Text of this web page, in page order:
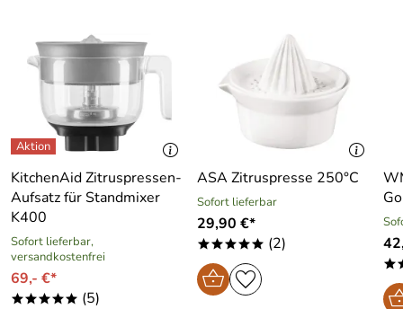
KitchenAid Zitruspressen-
Aufsatz für Standmixer
K400
Sofort lieferbar,
versandkostenfrei
69,- €*
***** (5)
ASA Zitruspresse 250°C
Sofort lieferbar
29,90 €*
***** (2)